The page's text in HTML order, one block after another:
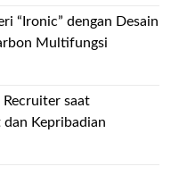
“Ironic” dengan Desain
Multifungsi
saat
Kepribadian